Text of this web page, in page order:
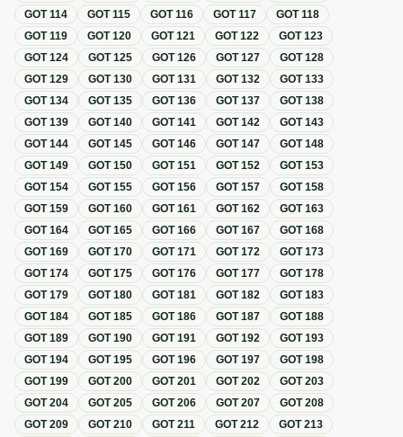
GOT114 GOT115 GOT116 GOT117 GOT118
GOT119 GOT120 GOT121 GOT122 GOT123
GOT124 GOT125 GOT126 GOT127 GOT128
GOT129 GOT130 GOT131 GOT132 GOT133
GOT134 GOT135 GOT136 GOT137 GOT138
GOT139 GOT140 GOT141 GOT142 GOT143
GOT144 GOT145 GOT146 GOT147 GOT148
GOT149 GOT150 GOT151 GOT152 GOT153
GOT154 GOT155 GOT156 GOT157 GOT158
GOT159 GOT160 GOT161 GOT162 GOT163
GOT164 GOT165 GOT166 GOT167 GOT168
GOT169 GOT170 GOT171 GOT172 GOT173
GOT174 GOT175 GOT176 GOT177 GOT178
GOT179 GOT180 GOT181 GOT182 GOT183
GOT184 GOT185 GOT186 GOT187 GOT188
GOT189 GOT190 GOT191 GOT192 GOT193
GOT194 GOT195 GOT196 GOT197 GOT198
GOT199 GOT200 GOT201 GOT202 GOT203
GOT204 GOT205 GOT206 GOT207 GOT208
GOT209 GOT210 GOT211 GOT212 GOT213